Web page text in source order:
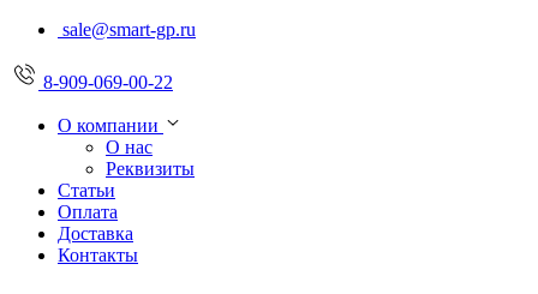
sale@smart-gp.ru
8-909-069-00-22
О компании
О нас
Реквизиты
Статьи
Оплата
Доставка
Контакты